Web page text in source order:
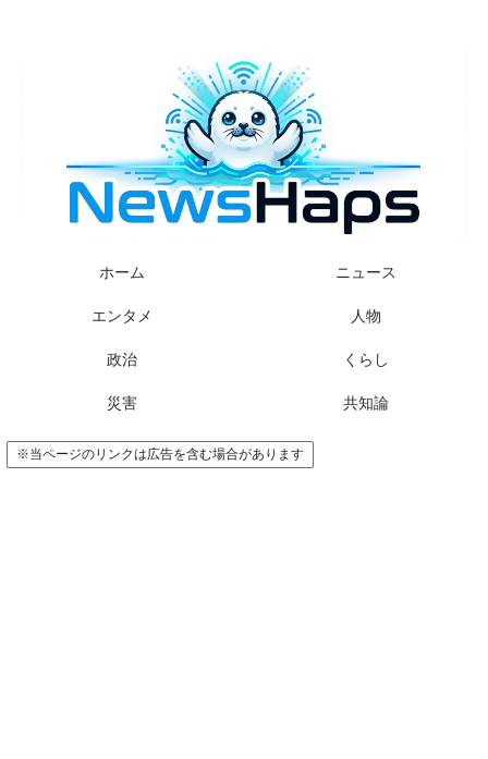
ホーム ニュース
エンタメ 人物
政治 くらし
災害 共知論
※当ページのリンクは広告を含む場合があります